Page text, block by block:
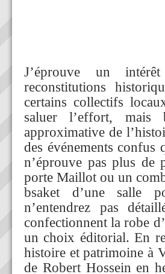
J’éprouve un
reconstitutions
certains collectifs
saluer l’effort, mais
approximative de
des événements confus
n’éprouve pas plus de
porte Maillot ou un
bsaket d’une salle
n’entendrez pas
confectionnent la robe
un choix éditorial. En
histoire et patrimoine à
de Robert Hossein en